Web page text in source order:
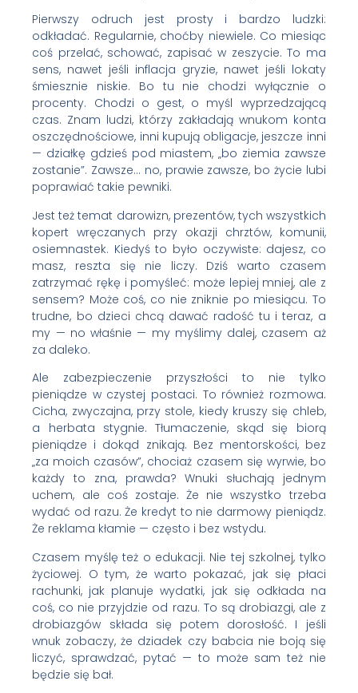
Pierwszy odruch jest prosty i bardzo ludzki:
odkładać. Regularnie, choćby niewiele. Co miesiąc
coś przelać, schować, zapisać w zeszycie. To ma
sens, nawet jeśli inflacja gryzie, nawet jeśli lokaty
śmiesznie niskie. Bo tu nie chodzi wyłącznie o
procenty. Chodzi o gest, o myśl wyprzedzającą
czas. Znam ludzi, którzy zakładają wnukom konta
oszczędnościowe, inni kupują obligacje, jeszcze inni
— działkę gdzieś pod miastem, „bo ziemia zawsze
zostanie”. Zawsze… no, prawie zawsze, bo życie lubi
poprawiać takie pewniki.
Jest też temat darowizn, prezentów, tych wszystkich
kopert wręczanych przy okazji chrztów, komunii,
osiemnastek. Kiedyś to było oczywiste: dajesz, co
masz, reszta się nie liczy. Dziś warto czasem
zatrzymać rękę i pomyśleć: może lepiej mniej, ale z
sensem? Może coś, co nie zniknie po miesiącu. To
trudne, bo dzieci chcą dawać radość tu i teraz, a
my — no właśnie — my myślimy dalej, czasem aż
za daleko.
Ale zabezpieczenie przyszłości to nie tylko
pieniądze w czystej postaci. To również rozmowa.
Cicha, zwyczajna, przy stole, kiedy kruszy się chleb,
a herbata stygnie. Tłumaczenie, skąd się biorą
pieniądze i dokąd znikają. Bez mentorskości, bez
„za moich czasów”, chociaż czasem się wyrwie, bo
każdy to zna, prawda? Wnuki słuchają jednym
uchem, ale coś zostaje. Że nie wszystko trzeba
wydać od razu. Że kredyt to nie darmowy pieniądz.
Że reklama kłamie — często i bez wstydu.
Czasem myślę też o edukacji. Nie tej szkolnej, tylko
życiowej. O tym, że warto pokazać, jak się płaci
rachunki, jak planuje wydatki, jak się odkłada na
coś, co nie przyjdzie od razu. To są drobiazgi, ale z
drobiazgów składa się potem dorosłość. I jeśli
wnuk zobaczy, że dziadek czy babcia nie boją się
liczyć, sprawdzać, pytać — to może sam też nie
będzie się bał.